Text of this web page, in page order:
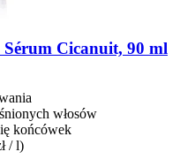
Cicanuit, 90 ml
włosów
końcówek
/ l)